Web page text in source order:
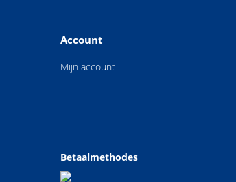
Account
Mijn account
Betaalmethodes